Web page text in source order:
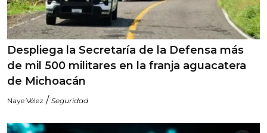
Despliega la Secretaría de la Defensa más
de mil 500 militares en la franja aguacatera
de Michoacán
Naye Vélez / Seguridad